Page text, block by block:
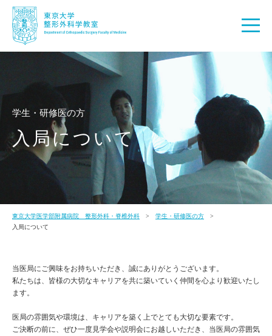
学生・研修医の方
入局について
東京大学医学部附属病院 整形外科・脊椎外科
学生・研修医の方
入局について
当医局にご興味をお持ちいただき、誠にありがとうございます。
私たちは、皆様の大切なキャリアを共に築いていく仲間を心より歓迎いたし
ます。
医局の雰囲気や環境は、キャリアを築く上でとても大切な要素です。
ご決断の前に、ぜひ一度見学会や説明会にお越しいただき、当医局の雰囲気